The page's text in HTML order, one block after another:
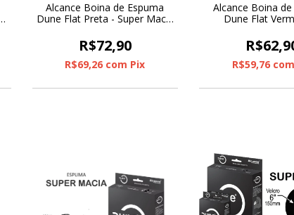
Alcance Boina de Espuma
Dune Flat Preta - Super Macia
R$72,90
R$69,26 com Pix
Alcance Boina
Dune Flat
R$59,76 com